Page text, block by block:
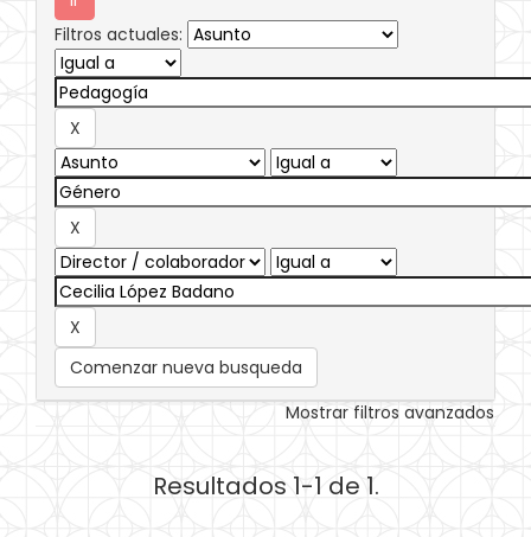
Filtros actuales:
Comenzar nueva busqueda
Mostrar filtros avanzados
Resultados 1-1 de 1.